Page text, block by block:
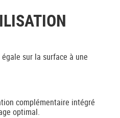
sur la surface à une
complémentaire intégré
optimal.